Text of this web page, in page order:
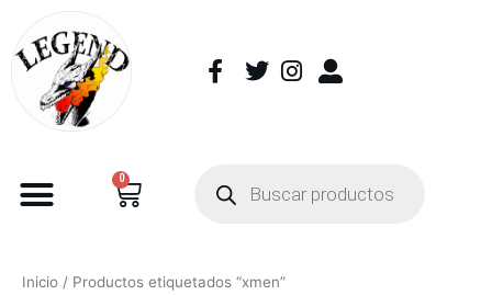
0
Inicio / Productos etiquetados “xmen”